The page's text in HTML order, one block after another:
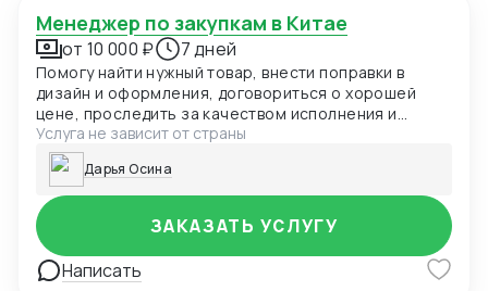
Менеджер по закупкам в Китае
от 10 000 ₽ 7 дней
Помогу найти нужный товар, внести поправки в
дизайн и оформления, договориться о хорошей
цене, проследить за качеством исполнения и
доставить партию до вас в срок.
Услуга не зависит от страны
Дарья Осина
Написать
ЗАКАЗАТЬ УСЛУГУ